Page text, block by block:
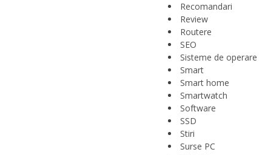
Recomandari
Review
Routere
SEO
Sisteme de operare
Smart
Smart home
Smartwatch
Software
SSD
Stiri
Surse PC